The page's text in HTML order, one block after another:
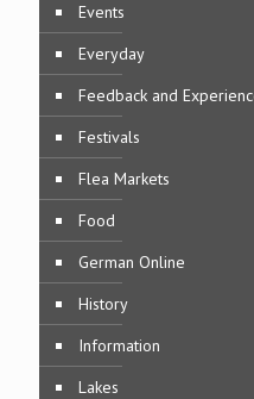
Events
Everyday
Feedback and
Festivals
Flea Markets
Food
German Online
History
Information
Lakes